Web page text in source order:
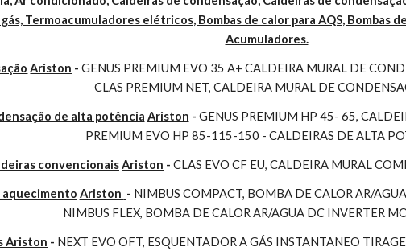
Termoacumuladores elétricos, Bombas de calor para AQS, Bombas
Acumuladores.
Ariston - GENUS PREMIUM EVO 35 A+ CALDEIRA MURAL DE
CLAS PREMIUM NET, CALDEIRA MURAL DE
de alta potência Ariston - GENUS PREMIUM HP 45- 65,
PREMIUM EVO HP 85-115-150 - CALDEIRAS DE ALTA
convencionaisAriston - CLAS EVO CF EU, CALDEIRA MURAL
aquecimento Ariston - NIMBUS COMPACT, BOMBA DE CALOR AR/
NIMBUS FLEX, BOMBA DE CALOR AR/AGUA DC INVERTER
Ariston - NEXT EVO OFT, ESQUENTADOR A GÁS INSTANTANEO